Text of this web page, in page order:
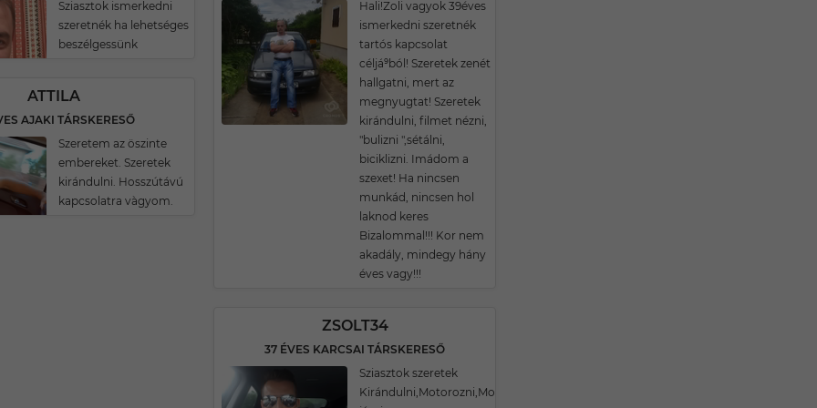
Sziasztok ismerkedni
szeretnék ha lehetséges
beszélgessünk
ATTILA
AJAKI TÁRSKERESŐ
Szeretem az öszinte
embereket. Szeretek
kirándulni. Hosszútávú
kapcsolatra vàgyom.
Hali!Zoli vagyok 39éves
ismerkedni szeretnék
tartós kapcsolat
céljá⁹ból! Szeretek zenét
hallgatni, mert az
megnyugtat! Szeretek
kirándulni, filmet nézni,
"bulizni ",sétálni,
biciklizni. Imádom a
szexet! Ha nincsen
munkád, nincsen hol
laknod keres
Bizalommal!!! Kor nem
akadály, mindegy hány
éves vagy!!!
ZSOLT34
37 ÉVES KARCSAI TÁRSKERESŐ
Sziasztok szeretek
Kirándulni,Motorozni,Moziba